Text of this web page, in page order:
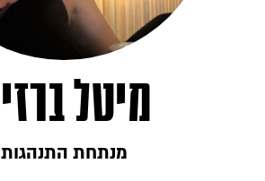
מיטל
מנתחת התנהגות